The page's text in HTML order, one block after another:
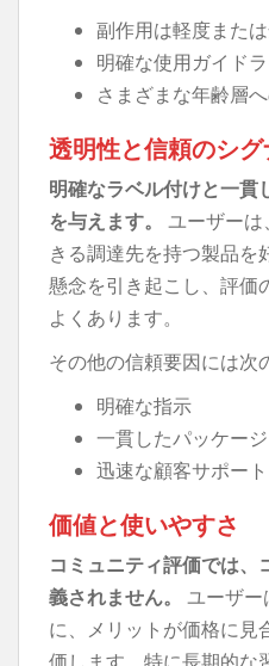
副作用は軽度また
明確な使用ガイド
さまざまな年齢層
透明性と信頼のシ
明確なラベル付けと一貫
を与えます。
ユーザー
きる調達先を持つ製品を
懸念を引き起こし、評価
よくあります。
その他の信頼要因には次
明確な指示
一貫したパッケージ
迅速な顧客サポート
価値と使いやすさ
コミュニティ評価では、
義されません。
ユーザー
に、メリットが価格に見
価します。特に長期的な